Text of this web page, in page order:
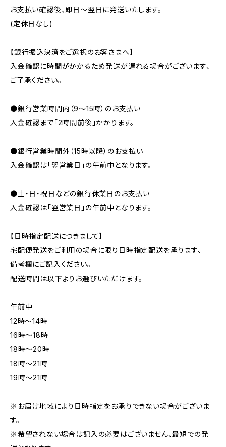
お支払い確認後、即日〜翌日に発送いたします。
(定休日なし)
【銀行振込決済をご選択のお客さまへ】
入金確認に時間がかかるため発送が遅れる場合がございます、
ご了承ください。
●銀行営業時間内（9〜15時）のお支払い
入金確認まで「2時間前後」かかります。
●銀行営業時間外（15時以降）のお支払い
入金確認は「翌営業日」の午前中となります。
●土・日・祝日などの銀行休業日のお支払い
入金確認は「翌営業日」の午前中となります。
【日時指定配送につきまして】
宅配便発送をご利用の場合に限り日時指定配送を承ります、
備考欄にご記入ください。
配送時間は以下よりお選びいただけます。
午前中
12時〜14時
16時〜18時
18時〜20時
18時〜21時
19時〜21時
※お届け地域により日時指定をお承りできない場合がございま
す。
※希望されない場合は記入の必要はございません、最短での発